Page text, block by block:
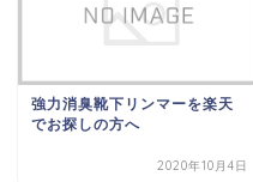
強力消臭靴下リンマーを楽天
でお探しの方へ
2020年10月4日